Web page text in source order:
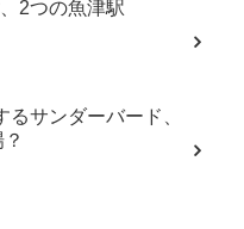
2つの魚津駅
るサンダーバード、